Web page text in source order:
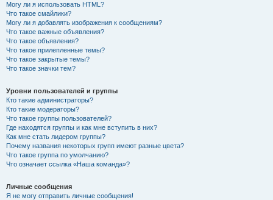
Могу ли я использовать HTML?
Что такое смайлики?
Могу ли я добавлять изображения к сообщениям?
Что такое важные объявления?
Что такое объявления?
Что такое прилепленные темы?
Что такое закрытые темы?
Что такое значки тем?
Уровни пользователей и группы
Кто такие администраторы?
Кто такие модераторы?
Что такое группы пользователей?
Где находятся группы и как мне вступить в них?
Как мне стать лидером группы?
Почему названия некоторых групп имеют разные цвета?
Что такое группа по умолчанию?
Что означает ссылка «Наша команда»?
Личные сообщения
Я не могу отправить личные сообщения!